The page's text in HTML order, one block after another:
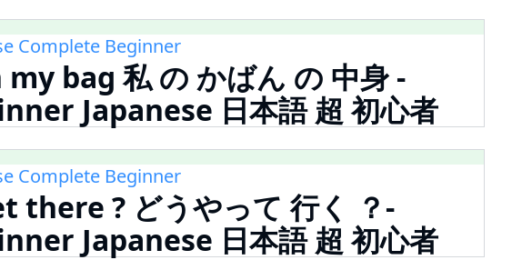
Complete Beginner
bag 私 の かばん の 中身 -
Japanese 日本語 超 初心者
Complete Beginner
there ? どうやって 行く ？-
Japanese 日本語 超 初心者